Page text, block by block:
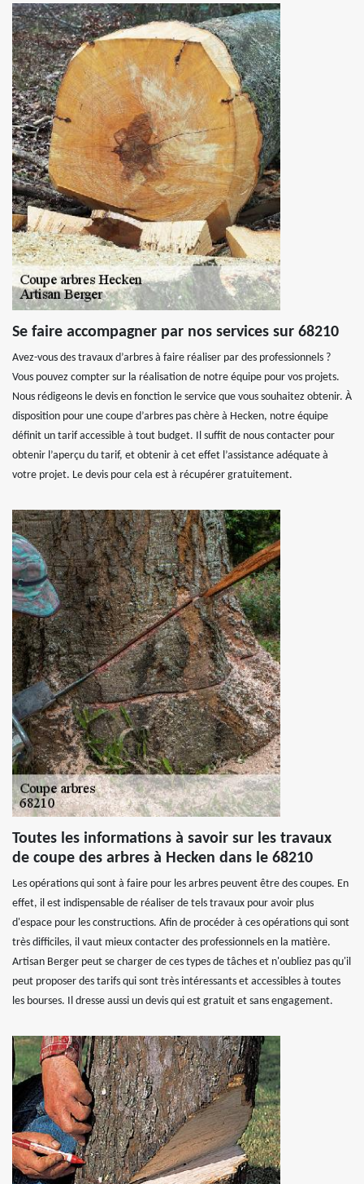
Se faire accompagner par nos services sur 68210
Avez-vous des travaux d’arbres à faire réaliser par des professionnels ?
Vous pouvez compter sur la réalisation de notre équipe pour vos projets.
Nous rédigeons le devis en fonction le service que vous souhaitez obtenir. À
disposition pour une coupe d’arbres pas chère à Hecken, notre équipe
définit un tarif accessible à tout budget. Il suffit de nous contacter pour
obtenir l’aperçu du tarif, et obtenir à cet effet l’assistance adéquate à
votre projet. Le devis pour cela est à récupérer gratuitement.
Toutes les informations à savoir sur les travaux
de coupe des arbres à Hecken dans le 68210
Les opérations qui sont à faire pour les arbres peuvent être des coupes. En
effet, il est indispensable de réaliser de tels travaux pour avoir plus
d'espace pour les constructions. Afin de procéder à ces opérations qui sont
très difficiles, il vaut mieux contacter des professionnels en la matière.
Artisan Berger peut se charger de ces types de tâches et n'oubliez pas qu'il
peut proposer des tarifs qui sont très intéressants et accessibles à toutes
les bourses. Il dresse aussi un devis qui est gratuit et sans engagement.